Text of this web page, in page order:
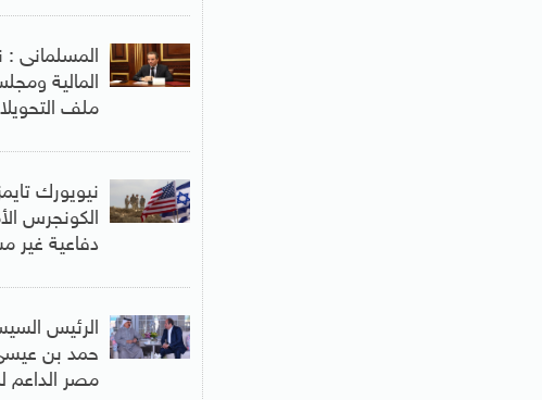
المسلمانى :
المالية
ملف
نيويورك
الكونجرس
دفاعية غير
الرئيس
حمد بن
مصر الداعم